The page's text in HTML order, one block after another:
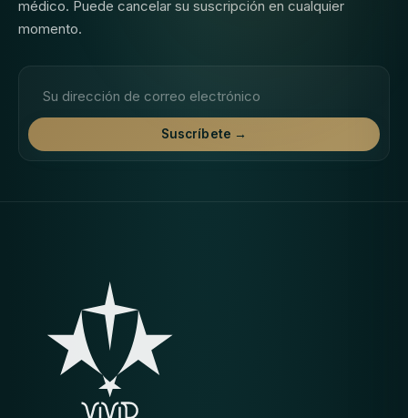
médico. Puede cancelar su suscripción en cualquier
momento.
Suscríbete →